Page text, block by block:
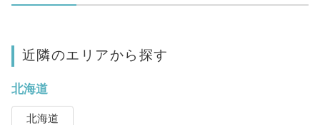
近隣のエリアから探す
北海道
北海道